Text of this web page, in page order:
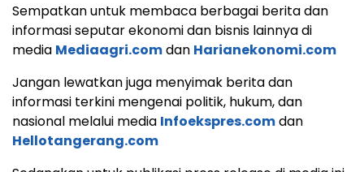
Sempatkan untuk membaca berbagai berita dan
informasi seputar ekonomi dan bisnis lainnya di
media Mediaagri.comdan Harianekonomi.com
Jangan lewatkan juga menyimak berita dan
informasi terkini mengenai politik, hukum, dan
nasional melalui media Infoekspres.comdan
Hellotangerang.com